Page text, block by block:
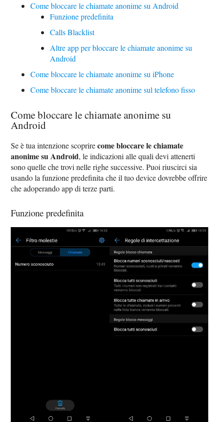
Come bloccare le chiamate anonime su Android
Funzione predefinita
Calls Blacklist
Altre app per bloccare le chiamate anonime su
Android
Come bloccare le chiamate anonime su iPhone
Come bloccare le chiamate anonime sul telefono fisso
Come bloccare le chiamate anonime su
Android
Se è tua intenzione scoprirecome bloccare le chiamate
anonime su Android, le indicazioni alle quali devi attenerti
sono quelle che trovi nelle righe successive. Puoi riuscirci sia
usando la funzione predefinita che il tuo device dovrebbe offrire
che adoperando app di terze parti.
Funzione predefinita